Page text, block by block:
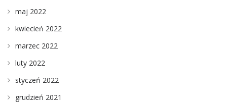
maj 2022
kwiecień 2022
marzec 2022
luty 2022
styczeń 2022
grudzień 2021